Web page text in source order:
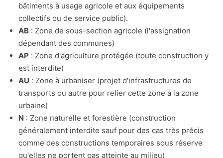
bâtiments à usage agricole et aux équipements
collectifs ou de service public).
AB : Zone de sous-section agricole (l'assignation
dépendant des communes)
AP : Zone d'agriculture protégée (toute construction y
est interdite)
AU : Zone à urbaniser (projet d'infrastructures de
transports ou autre pour relier cette zone à la zone
urbaine)
N : Zone naturelle et forestière (construction
généralement interdite sauf pour des cas très précis
comme des constructions temporaires sous réserve
qu'elles ne portent pas atteinte au milieu)